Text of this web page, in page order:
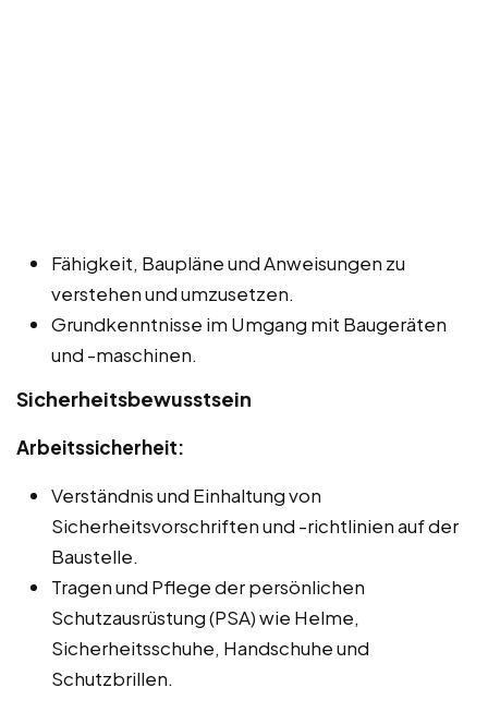
Fähigkeit, Baupläne und Anweisungen zu
verstehen und umzusetzen.
Grundkenntnisse im Umgang mit Baugeräten
und -maschinen.
Sicherheitsbewusstsein
Arbeitssicherheit:
Verständnis und Einhaltung von
Sicherheitsvorschriften und -richtlinien auf der
Baustelle.
Tragen und Pflege der persönlichen
Schutzausrüstung (PSA) wie Helme,
Sicherheitsschuhe, Handschuhe und
Schutzbrillen.